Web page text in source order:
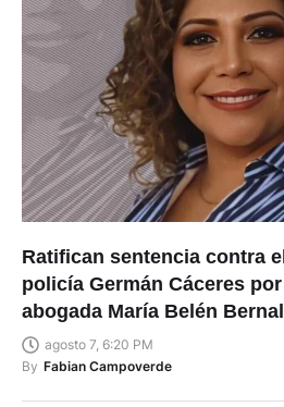
Ratifican sentencia contra
policía Germán Cáceres
abogada María Belén Bernal
agosto 7, 6:20 PM
By Fabian Campoverde